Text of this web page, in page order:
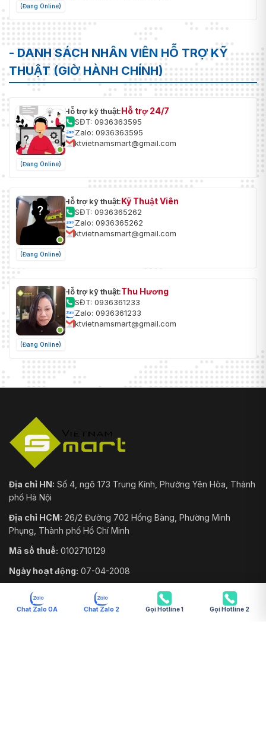
(Đang Online)
- DANH SÁCH NHÂN VIÊN HỖ TRỢ KỸ
THUẬT (GIỜ HÀNH CHÍNH)
(Đang Online)
Hỗ trợ kỹ thuật:Hỗ trợ 24/7
SĐT: 0936363595
Zalo: 0936363595
ktvietnamsmart@gmail.com
(Đang Online)
Hỗ trợ kỹ thuật:Kỹ Thuật Viên
SĐT: 0936365262
Zalo: 0936365262
ktvietnamsmart@gmail.com
(Đang Online)
Hỗ trợ kỹ thuật:Thu Hương
SĐT: 0936361233
Zalo: 0936361233
ktvietnamsmart@gmail.com
Địa chỉ HN: Số 4, ngõ 173 Trung Kính, Phường Yên Hòa, Thành
phố Hà Nội
Địa chỉ HCM: 26/2 Đường 702 Hồng Bàng, Phường Minh
Phụng, Thành phố Hồ Chí Minh
Mã số thuế: 0102710129
Ngày hoạt động: 07-04-2008
Chat Zalo OA Chat Zalo 2 Gọi Hotline 1 Gọi Hotline 2